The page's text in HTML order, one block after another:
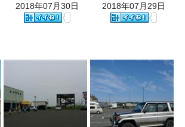
2018年07月30日
2018年07月29日